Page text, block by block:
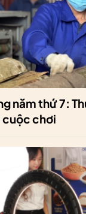
năm thứ 7:
cuộc chơi